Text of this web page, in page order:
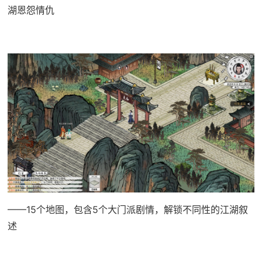
湖恩怨情仇
——15个地图，包含5个大门派剧情，解锁不同性的江湖叙
述